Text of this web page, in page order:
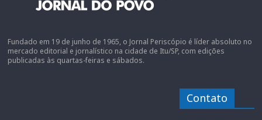
Fundado em 19 de junho de 1965, o Jornal Periscópio é líder absoluto no
mercado editorial e jornalístico na cidade de Itu/SP, com edições
publicadas às quartas-feiras e sábados.
Contato